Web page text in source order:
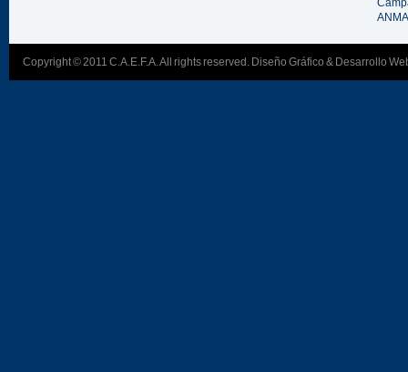
Copyright © 2011 C.A.E.F.A. All rights reserved. Diseño Gráfico & Desarrollo